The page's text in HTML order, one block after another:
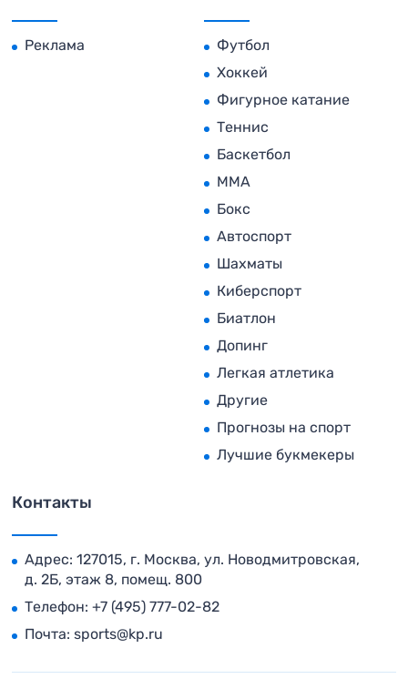
Реклама
Футбол
Хоккей
Фигурное катание
Теннис
Баскетбол
MMA
Бокс
Автоспорт
Шахматы
Киберспорт
Биатлон
Допинг
Легкая атлетика
Другие
Прогнозы на спорт
Лучшие букмекеры
Контакты
Адрес: 127015, г. Москва, ул. Новодмитровская,
д. 2Б, этаж 8, помещ. 800
Телефон: +7 (495) 777-02-82
Почта: sports@kp.ru